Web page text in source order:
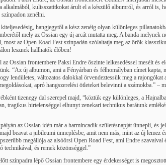
alkalmából, kulisszatitkokat árult el a készülő albumról, és arról is,
zenélni.
hangjegytől a kész zenéig olyan különleges
mely az Ossian egy új arcát mutatta meg. A banda melynek
most az Open Road Fest színpadán szólaltatja meg az örök
lesznek hallhatók élőben!
Ossian frontembere Paksi Endre őszinte lelkesedéssel mesélt és
“Az új albumon, ami a Fényárban és félhomályban címet kapta,
lendületes, változatos dalokkal örvendeztessük meg a
apró hangszerelési ötleteket belevinni a számokba.” –
tizenegy dal szerepel majd, “köztük egy különleges, a
tragikus hirtelenséggel elhunyt zenekari technikus barátunk
az Ossian idén már a harmincadik születésnapját ünnepli, és
beavat a jubileumi ünneplésbe, amit nem más, mint az új lemez
megállója az alsóörsi Open Road Fest, ami Endre
technikával, és remek közönséggel.”
színpadra lépő Ossian frontembere egy érdekességet is